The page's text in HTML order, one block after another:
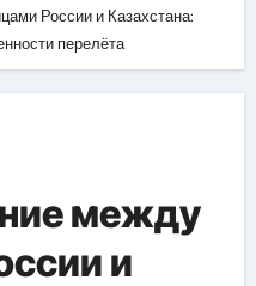
России и Казахстана:
перелёта
между
и